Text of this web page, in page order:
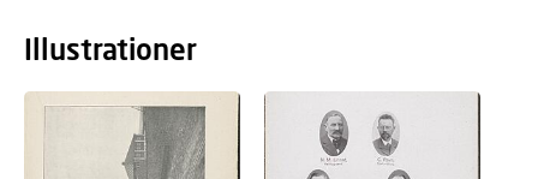
Illustrationer